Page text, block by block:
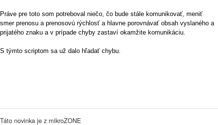
Práve pre toto som potreboval niečo, čo bude stále komunikovať, meniť
smer prenosu a prenosovú rýchlosť a hlavne porovnávať obsah vyslaného a
prijatého znaku a v prípade chyby zastaví okamžite komunikáciu.
S týmto scriptom sa už dalo hľadať chybu.
Táto novinka je z mikroZONE